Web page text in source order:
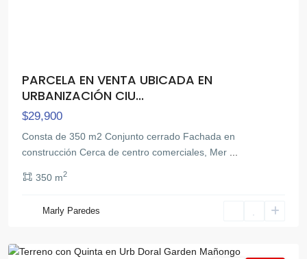
PARCELA EN VENTA UBICADA EN
URBANIZACIÓN CIU...
$29,900
Consta de 350 m2 Conjunto cerrado Fachada en
construcción Cerca de centro comerciales, Mer
350 m2
Marly Paredes
Mañongo,